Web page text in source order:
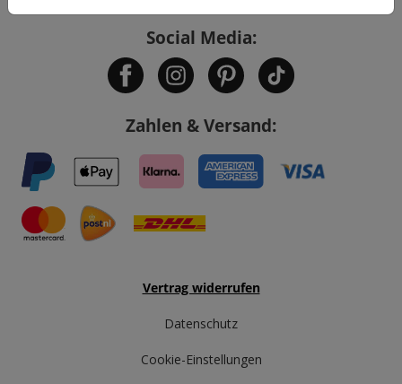
Social Media:
Zahlen & Versand:
Vertrag widerrufen
Datenschutz
Cookie-Einstellungen